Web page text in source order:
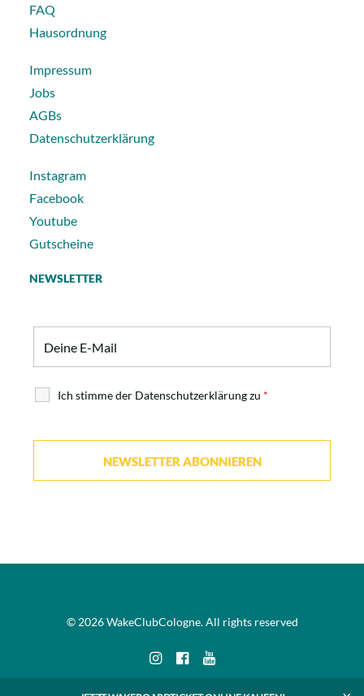
FAQ
Hausordnung
Impressum
Jobs
AGBs
Datenschutzerklärung
Instagram
Facebook
Youtube
Gutscheine
NEWSLETTER
Ich stimme der Datenschutzerklärung zu *
© 2026 WakeClubCologne. All rights reserved